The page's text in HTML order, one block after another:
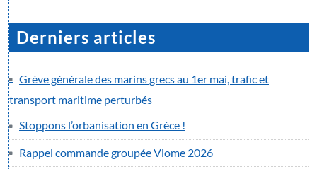
Derniers articles
Grève générale des marins grecs au 1er mai, trafic et
transport maritime perturbés
Stoppons l’orbanisation en Grèce !
Rappel commande groupée Viome 2026